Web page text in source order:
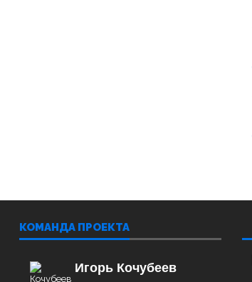
КОМАНДА ПРОЕКТА
Игорь Кочубеев